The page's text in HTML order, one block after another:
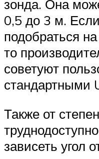
зонда. Она
0,5 до 3 м.
подобраться
то
советуют
стандартными
Также от
зависеть угол